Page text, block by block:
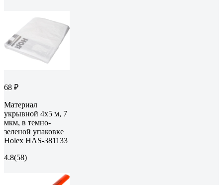
68 ₽
Материал
укрывной 4х5 м, 7
мкм, в темно-
зеленой упаковке
Holex HAS-381133
4.8(58)